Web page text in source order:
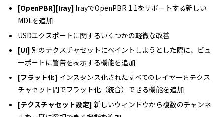
[OpenPBR][Iray] IrayでOpenPBR 1.1をサポートする新しい
MDLを追加
USDエクスポートに関するいくつかの軽微な改善
[UI] 別のテクスチャセットにペイントしようとした際に、ビュ
ーポートに警告を表示する機能を追加
[フラット化] インスタンス化されたすべてのレイヤーをテクス
チャセット間でフラット化（統合）できる機能を追加
[テクスチャセット設定] 新しいウィンドウから複数のチャンネ